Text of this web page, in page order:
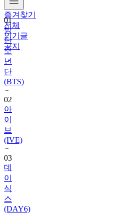
즐겨찾기
전체
인기글
공지
01
방
탄
소
년
단
(BTS)
02
아
이
브
(IVE)
03
데
이
식
스
(DAY6)